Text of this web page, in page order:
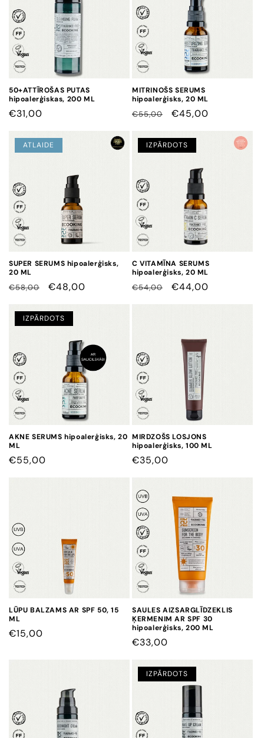
50+ATTĪROŠAS PUTAS
hipoalerģiskas, 200 ML
CENA
€31,00
MITRINOŠS SERUMS
hipoalerģisks, 20 ML
CENA
€55,00
CENA
ATLAIDI
€45,00
ATLAIDE
SUPER SERUMS hipoalerģisks,
20 ML
CENA
€58,00
CENA
ATLAIDI
€48,00
IZPĀRDOTS
C VITAMĪNA SERUMS
hipoalerģisks, 20 ML
CENA
€54,00
CENA
€44,00
IZPĀRDOTS
AKNE SERUMS hipoalerģisks, 20
ML
CENA
€55,00
MIRDZOŠS LOSJONS
hipoalerģisks, 100 ML
CENA
€35,00
LŪPU BALZAMS AR SPF 50, 15
ML
CENA
€15,00
SAULES AIZSARGLĪDZEKLIS
ĶERMENIM AR SPF 30
hipoalerģisks, 200 ML
CENA
€33,00
IZPĀRDOTS